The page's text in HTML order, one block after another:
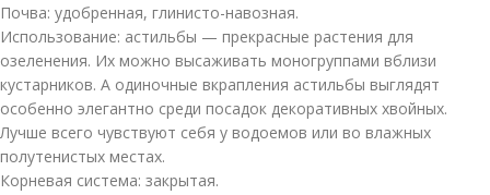
Почва: удобренная, глинисто-навозная.
Использование: астильбы — прекрасные растения для
озеленения. Их можно высаживать моногруппами вблизи
кустарников. А одиночные вкрапления астильбы выглядят
особенно элегантно среди посадок декоративных хвойных.
Лучше всего чувствуют себя у водоемов или во влажных
полутенистых местах.
Корневая система: закрытая.